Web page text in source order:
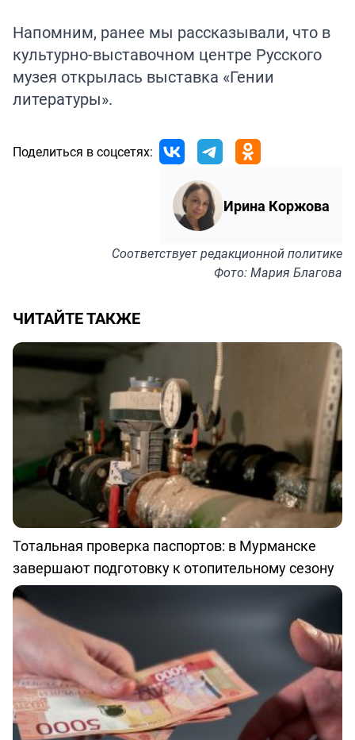
Напомним, ранее мы рассказывали, что в
культурно-выставочном центре Русского
музея открылась выставка «Гении
литературы».
Поделиться в соцсетях:
Ирина Коржова
Соответствуетредакционной политике
Фото: Мария Благова
ЧИТАЙТЕ ТАКЖЕ
Тотальная проверка паспортов: в Мурманске
завершают подготовку к отопительному сезону